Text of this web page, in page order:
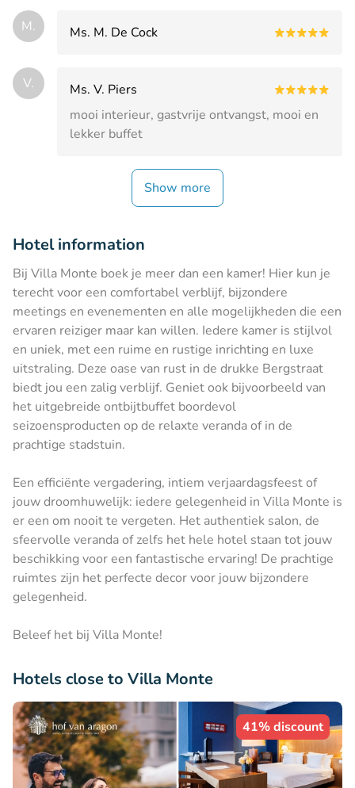
M. Ms. M. De Cock
V.
Ms. V. Piers
mooi interieur, gastvrije ontvangst, mooi en
lekker buffet
Show more
Hotel information
Bij Villa Monte boek je meer dan een kamer! Hier kun je
terecht voor een comfortabel verblijf, bijzondere
meetings en evenementen en alle mogelijkheden die een
ervaren reiziger maar kan willen. Iedere kamer is stijlvol
en uniek, met een ruime en rustige inrichting en luxe
uitstraling. Deze oase van rust in de drukke Bergstraat
biedt jou een zalig verblijf. Geniet ook bijvoorbeeld van
het uitgebreide ontbijtbuffet boordevol
seizoensproducten op de relaxte veranda of in de
prachtige stadstuin.
Een efficiënte vergadering, intiem verjaardagsfeest of
jouw droomhuwelijk: iedere gelegenheid in Villa Monte is
er een om nooit te vergeten. Het authentiek salon, de
sfeervolle veranda of zelfs het hele hotel staan tot jouw
beschikking voor een fantastische ervaring! De prachtige
ruimtes zijn het perfecte decor voor jouw bijzondere
gelegenheid.
Beleef het bij Villa Monte!
Hotels close to Villa Monte
41% discount